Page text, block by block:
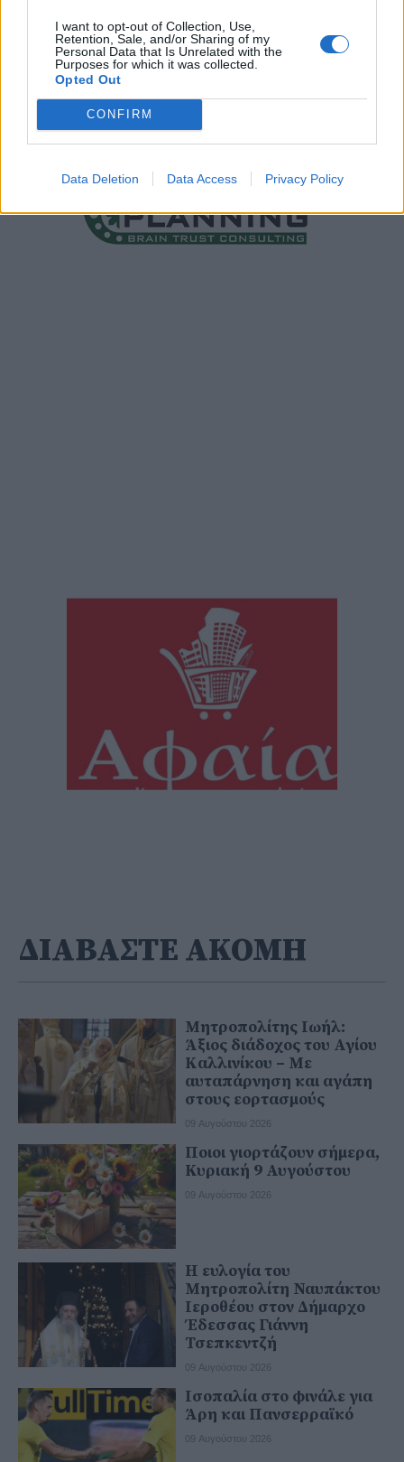
I want to opt-out of Collection, Use,
Retention, Sale, and/or Sharing of my
Personal Data that Is Unrelated with the
Purposes for which it was collected.
Opted Out
CONFIRM
Data Deletion Data Access Privacy Policy
ΔΙΑΒΑΣΤΕ ΑΚΟΜΗ
Μητροπολίτης Ιωήλ:
Άξιος διάδοχος του Αγίου
Καλλινίκου – Με
αυταπάρνηση και αγάπη
στους εορτασμούς
09 Αυγούστου 2026
Ποιοι γιορτάζουν σήμερα,
Κυριακή 9 Αυγούστου
09 Αυγούστου 2026
Η ευλογία του
Μητροπολίτη Ναυπάκτου
Ιεροθέου στον Δήμαρχο
Έδεσσας Γιάννη
Τσεπκεντζή
09 Αυγούστου 2026
Ισοπαλία στο φινάλε για
Άρη και Πανσερραϊκό
09 Αυγούστου 2026